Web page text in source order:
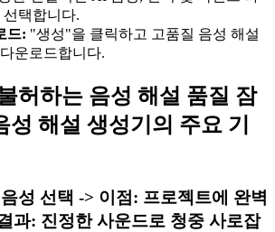
택합니다.
드: "생성"을 클릭하고 고품질 음성 해설
운로드합니다.
허하는 음성 해설 품질 잠
해설 생성기의 주요 기
성 선택 -> 이점: 프로젝트에 완벽
과: 진정한 사운드로 청중 사로잡